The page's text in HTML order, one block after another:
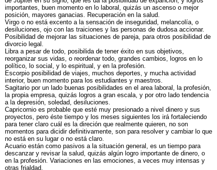
importantes, buen momento en lo laboral, quizás un ascenso o mejor
posición, mayores ganacias. Recuperación en la salud.
Virgo o no está excento a la sensación de inseguridad, melancolía, o
desiluciones, ojo con las traiciones y las personas de dudosa accionar.
Posibilidad de mejorar las situaciones de pareja, para otros posibilidad de
divorcio legal.
Libra a pesar de todo, posibilida de tener éxito en sus objetivos,
reorganizar sus vidas, o reordenar todo, grandes cambios, logros en lo
político, lo social, y lo espiritual, y en la profesión.
Escorpio posibilidad de viajes, muchos deportes, y mucha actividad
interior, buen momento para los estudiantes y maestros.
Sagitario por un lado buenas posibilidades en el area laboral, la profesión,
la propia empresa, quizás logros a gran escala, y por otro lado tendencia
a la depresión, soledad, desiluciones.
Capricornio es probable que esté muy presionado a nivel dinero y sus
proyectos, pero éste tiempo y los meses siguientes los irá fortaleciendo
para tener claro cuál es la direción que realmente quieren, no son
momentos para dicidir definitivamente, son para resolver y cambiar lo que
no está en su lugar o no está claro.
Acuario están como pasivos a la situación general, es un tiempo para
descanzar y revisar la salud, quizás algún logro importante de dinero, o
en la profesión. Variaciones en las emociones, a veces muy intensas y
otras frialdad.